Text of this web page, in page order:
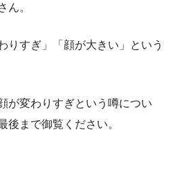
ん。
りすぎ」「顔が大きい」という
が変わりすぎという噂につい
後まで御覧ください。